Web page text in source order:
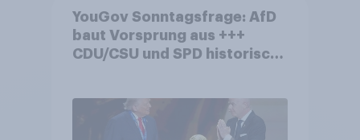
YouGov Sonntagsfrage: AfD
baut Vorsprung aus +++
CDU/CSU und SPD historisch
Fußball-WM ohne Politik